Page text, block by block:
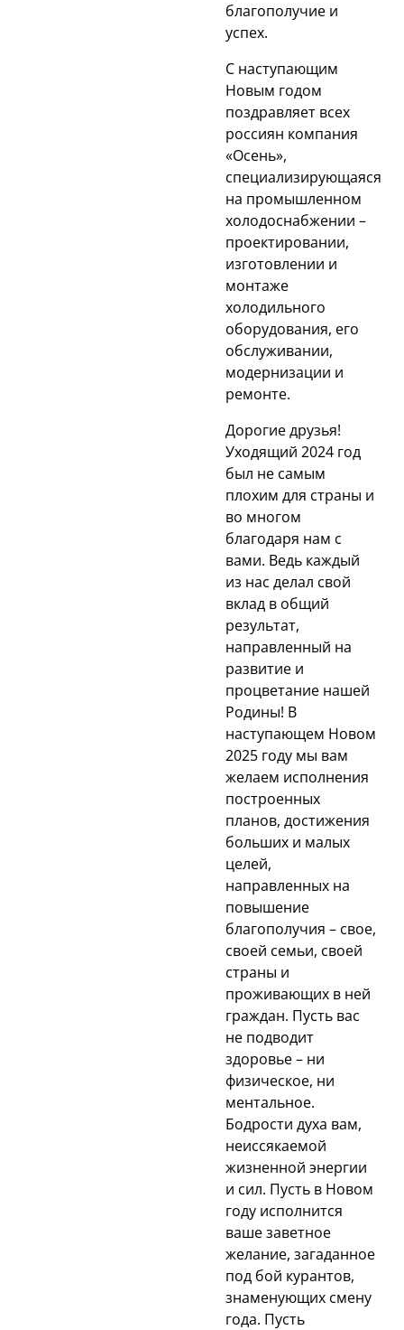
благополучие и
успех.
С наступающим
Новым годом
поздравляет всех
россиян компания
«Осень»,
специализирующаяся
на промышленном
холодоснабжении –
проектировании,
изготовлении и
монтаже
холодильного
оборудования, его
обслуживании,
модернизации и
ремонте.
Дорогие друзья!
Уходящий 2024 год
был не самым
плохим для страны и
во многом
благодаря нам с
вами. Ведь каждый
из нас делал свой
вклад в общий
результат,
направленный на
развитие и
процветание нашей
Родины! В
наступающем Новом
2025 году мы вам
желаем исполнения
построенных
планов, достижения
больших и малых
целей,
направленных на
повышение
благополучия – свое,
своей семьи, своей
страны и
проживающих в ней
граждан. Пусть вас
не подводит
здоровье – ни
физическое, ни
ментальное.
Бодрости духа вам,
неиссякаемой
жизненной энергии
и сил. Пусть в Новом
году исполнится
ваше заветное
желание, загаданное
под бой курантов,
знаменующих смену
года. Пусть